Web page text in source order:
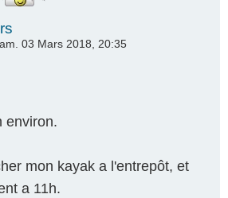
03 Mars 2018, 20:35
environ.
mon kayak a l'entrepôt, et
a 11h.